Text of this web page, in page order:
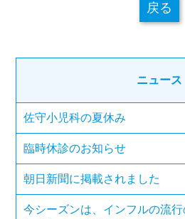
ニュース
佐守小児科の夏休み
臨時休診のお知らせ
朝日新聞に掲載されました
今シーズンは、インフルの流
戻る